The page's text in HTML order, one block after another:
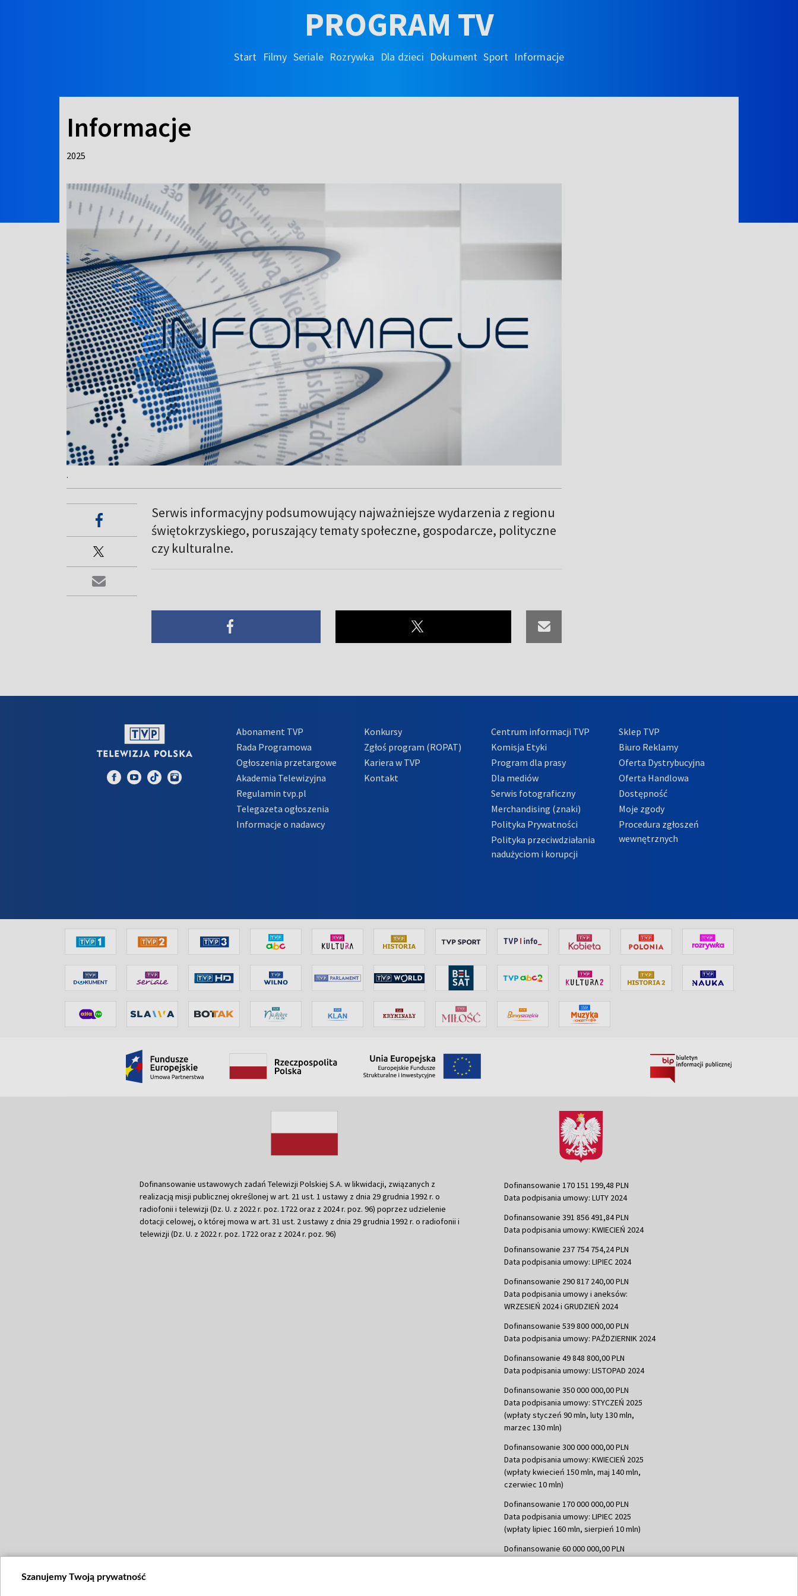
PROGRAM TV
Start Filmy Seriale Rozrywka Dla dzieci Dokument Sport Informacje
Informacje
2025
.
Serwis informacyjny podsumowujący najważniejsze wydarzenia z regionu
świętokrzyskiego, poruszający tematy społeczne, gospodarcze, polityczne
czy kulturalne.
Abonament TVP
Rada Programowa
Ogłoszenia przetargowe
Akademia Telewizyjna
Regulamin tvp.pl
Telegazeta ogłoszenia
Informacje o nadawcy
Konkursy
Zgłoś program (ROPAT)
Kariera w TVP
Kontakt
Centrum informacji TVP
Komisja Etyki
Program dla prasy
Dla mediów
Serwis fotograficzny
Merchandising (znaki)
Polityka Prywatności
Polityka przeciwdziałania
nadużyciom i korupcji
Sklep TVP
Biuro Reklamy
Oferta Dystrybucyjna
Oferta Handlowa
Dostępność
Moje zgody
Procedura zgłoszeń
wewnętrznych
Dofinansowanie ustawowych zadań Telewizji Polskiej S.A. w likwidacji, związanych z
realizacją misji publicznej określonej w art. 21 ust. 1 ustawy z dnia 29 grudnia 1992 r. o
radiofonii i telewizji (Dz. U. z 2022 r. poz. 1722 oraz z 2024 r. poz. 96) poprzez udzielenie
dotacji celowej, o której mowa w art. 31 ust. 2 ustawy z dnia 29 grudnia 1992 r. o radiofonii i
telewizji (Dz. U. z 2022 r. poz. 1722 oraz z 2024 r. poz. 96)
Dofinansowanie 170 151 199,48 PLN
Data podpisania umowy: LUTY 2024
Dofinansowanie 391 856 491,84 PLN
Data podpisania umowy: KWIECIEŃ 2024
Dofinansowanie 237 754 754,24 PLN
Data podpisania umowy: LIPIEC 2024
Dofinansowanie 290 817 240,00 PLN
Data podpisania umowy i aneksów:
WRZESIEŃ 2024 i GRUDZIEŃ 2024
Dofinansowanie 539 800 000,00 PLN
Data podpisania umowy: PAŹDZIERNIK 2024
Dofinansowanie 49 848 800,00 PLN
Data podpisania umowy: LISTOPAD 2024
Dofinansowanie 350 000 000,00 PLN
Data podpisania umowy: STYCZEŃ 2025
(wpłaty styczeń 90 mln, luty 130 mln,
marzec 130 mln)
Dofinansowanie 300 000 000,00 PLN
Data podpisania umowy: KWIECIEŃ 2025
(wpłaty kwiecień 150 mln, maj 140 mln,
czerwiec 10 mln)
Dofinansowanie 170 000 000,00 PLN
Data podpisania umowy: LIPIEC 2025
(wpłaty lipiec 160 mln, sierpień 10 mln)
Dofinansowanie 60 000 000,00 PLN
Szanujemy Twoją prywatność